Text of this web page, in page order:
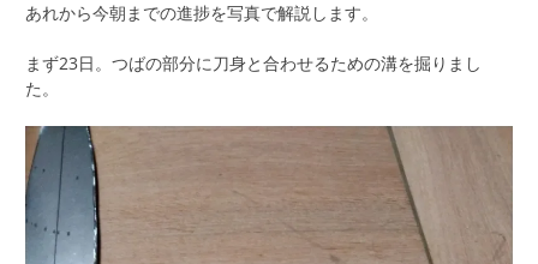
あれから今朝までの進捗を写真で解説します。
まず23日。つばの部分に刀身と合わせるための溝を掘りまし
た。